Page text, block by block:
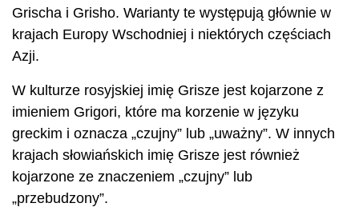
Grischa i Grisho. Warianty te występują głównie w
krajach Europy Wschodniej i niektórych częściach
Azji.
W kulturze rosyjskiej imię Grisze jest kojarzone z
imieniem Grigori, które ma korzenie w języku
greckim i oznacza „czujny” lub „uważny”. W innych
krajach słowiańskich imię Grisze jest również
kojarzone ze znaczeniem „czujny” lub
„przebudzony”.